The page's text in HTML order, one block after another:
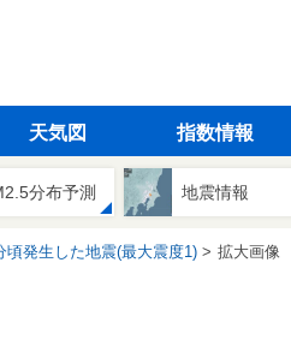
天気図 指数情報
分布予測 地震情報
頃発生した地震(最大震度1) 拡大画像